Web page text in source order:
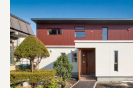
家づくりチーム
保証とサポート
施工事例